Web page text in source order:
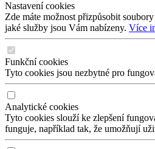
Nastavení cookies
Zde máte možnost přizpůsobit
jaké služby jsou Vám nabízeny. Více
Funkční cookies
Tyto cookies jsou nezbytné pro
Analytické cookies
Tyto cookies slouží ke zlepšení
funguje, například tak, že umožňují